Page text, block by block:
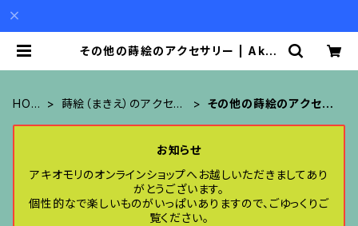
その他の蒔絵のアクセサリー | Akio
HOM
蒔絵（まきえ）のアクセサ
その他の蒔絵のアクセサ
お知らせ
アキオモリのオンラインショップへお越しいただきましてあり
がとうございます。
個性的なで楽しいものがいっぱいありますので、ごゆっくりご
覧ください。